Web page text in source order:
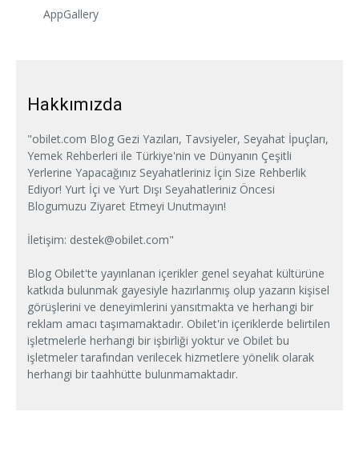
AppGallery
Hakkımızda
"obilet.com Blog Gezi Yazıları, Tavsiyeler, Seyahat İpuçları,
Yemek Rehberleri ile Türkiye'nin ve Dünyanın Çeşitli
Yerlerine Yapacağınız Seyahatleriniz İçin Size Rehberlik
Ediyor! Yurt İçi ve Yurt Dışı Seyahatleriniz Öncesi
Blogumuzu Ziyaret Etmeyi Unutmayın!
İletişim: destek@obilet.com"
Blog Obilet'te yayınlanan içerikler genel seyahat kültürüne
katkıda bulunmak gayesiyle hazırlanmış olup yazarın kişisel
görüşlerini ve deneyimlerini yansıtmakta ve herhangi bir
reklam amacı taşımamaktadır. Obilet'in içeriklerde belirtilen
işletmelerle herhangi bir işbirliği yoktur ve Obilet bu
işletmeler tarafından verilecek hizmetlere yönelik olarak
herhangi bir taahhütte bulunmamaktadır.